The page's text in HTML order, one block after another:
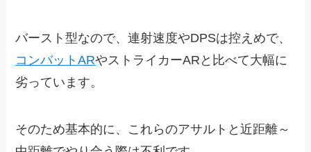
バースト型なので、連射速度やDPSは控えめで、
コンバットARやストライカーARと比べて大幅に
劣っています。
そのため基本的に、これらのアサルトと近距離～